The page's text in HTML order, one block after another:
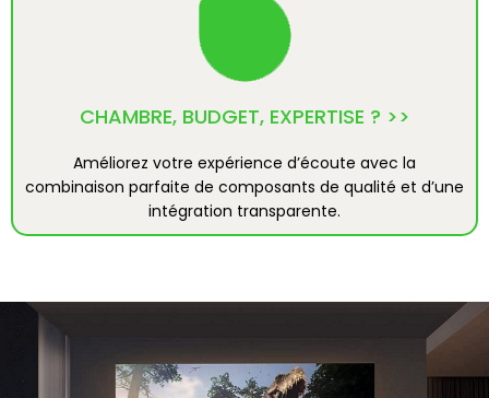
CHAMBRE, BUDGET, EXPERTISE ? >>
Améliorez votre expérience d’écoute avec la
combinaison parfaite de composants de qualité et d’une
intégration transparente.